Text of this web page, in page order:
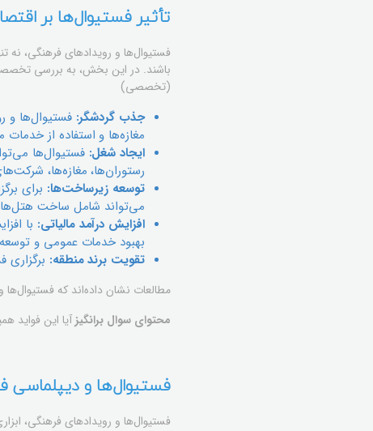
تأثیر فستیوال‌ها بر
فستیوال‌ها و رویدادهای فرهنگی، نه
باشند. در این بخش، به بررسی
(تخصصی)
جذب گردشگر: فستیوال‌ها و
مغازه‌ها و استفاده از
ایجاد شغل: فستیوال‌ها
رستوران‌ها، مغازه‌ها،
توسعه زیرساخت‌ها: برای
می‌تواند شامل ساخت هتل‌ها،
افزایش درآمد مالیاتی: با
بهبود خدمات عمومی و
تقویت برند منطقه:
مطالعات نشان داده‌اند که فستیوال‌ها
محتوای سوال برانگیزآیا این فواید
فستیوال‌ها و دیپلماسی
فستیوال‌ها و رویدادهای فرهنگی،